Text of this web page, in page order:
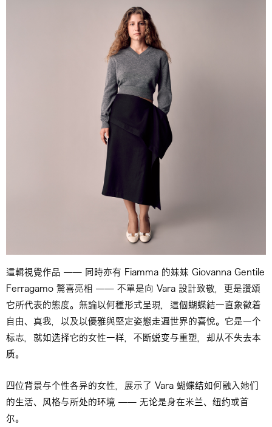
這輯視覺作品 —— 同時亦有 Fiamma 的妹妹 Giovanna Gentile
Ferragamo 驚喜亮相 —— 不單是向 Vara 設計致敬，更是讚頌
它所代表的態度。無論以何種形式呈現，這個蝴蝶結一直象徵着
自由、真我，以及以優雅與堅定姿態走遍世界的喜悅。它是一个
标志，就如选择它的女性一样，不断蜕变与重塑，却从不失去本
质。
四位背景与个性各异的女性，展示了 Vara 蝴蝶结如何融入她们
的生活、风格与所处的环境 —— 无论是身在米兰、纽约或首
尔。